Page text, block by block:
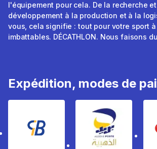
l'équipement pour cela. De la recherche et
développement à la production et à la
vous, cela signifie : tout pour votre sport
imbattables. DÉCATHLON. Nous faisons
Expédition, modes de